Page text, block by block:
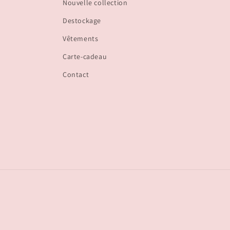
Nouvelle collection
Destockage
Vêtements
Carte-cadeau
Contact